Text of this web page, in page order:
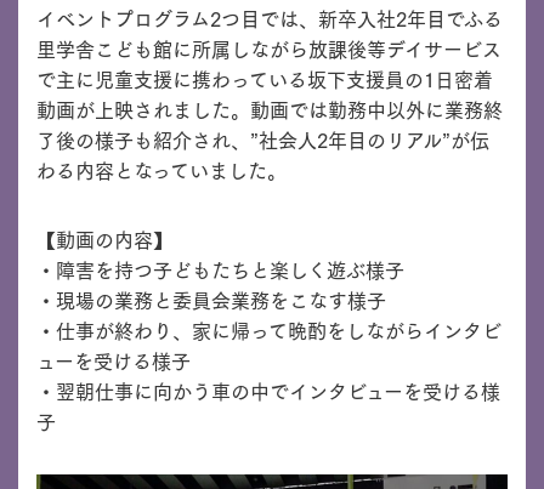
イベントプログラム2つ目では、新卒入社2年目でふる
里学舎こども館に所属しながら放課後等デイサービス
で主に児童支援に携わっている坂下支援員の1日密着
動画が上映されました。動画では勤務中以外に業務終
了後の様子も紹介され、”社会人2年目のリアル”が伝
わる内容となっていました。
【動画の内容】
・障害を持つ子どもたちと楽しく遊ぶ様子
・現場の業務と委員会業務をこなす様子
・仕事が終わり、家に帰って晩酌をしながらインタビ
ューを受ける様子
・翌朝仕事に向かう車の中でインタビューを受ける様
子